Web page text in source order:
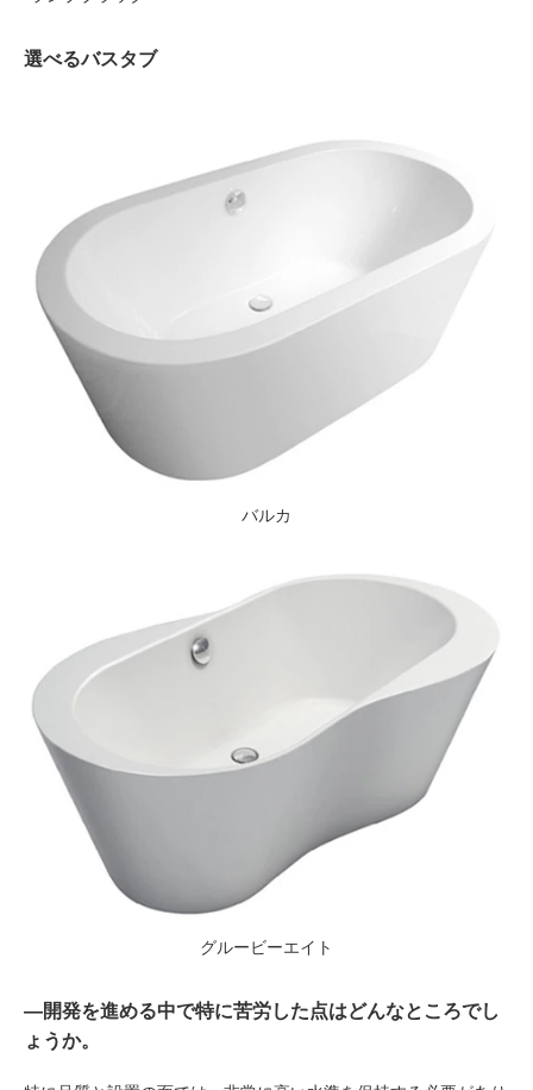
選べるバスタブ
バルカ
グルービーエイト
―開発を進める中で特に苦労した点はどんなところでし
ょうか。